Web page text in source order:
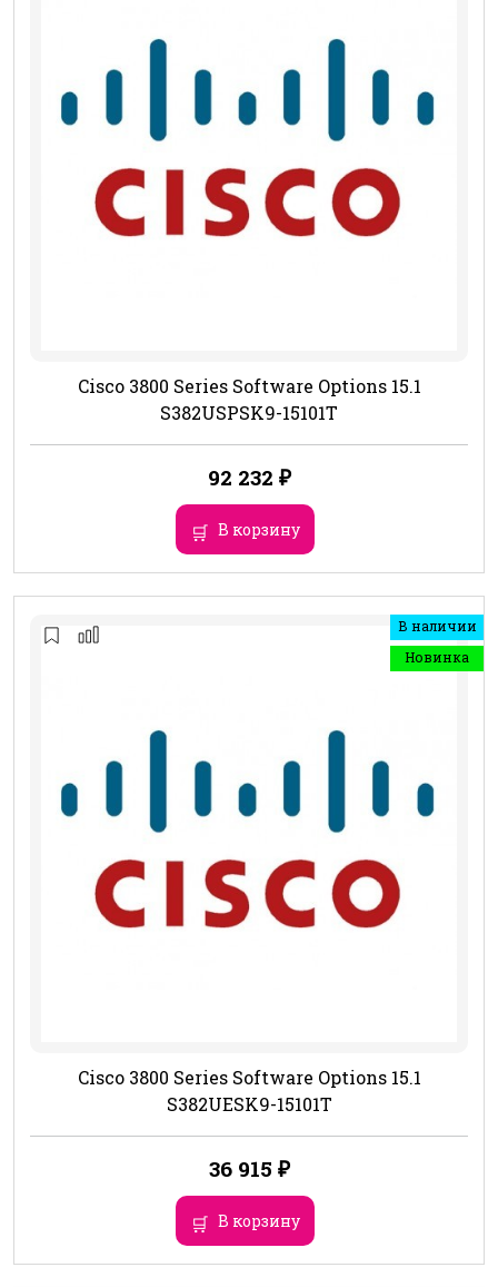
Cisco 3800 Series Software Options 15.1
S382USPSK9-15101T
92 232 ₽
В корзину
В наличии
Новинка
Cisco 3800 Series Software Options 15.1
S382UESK9-15101T
36 915 ₽
В корзину